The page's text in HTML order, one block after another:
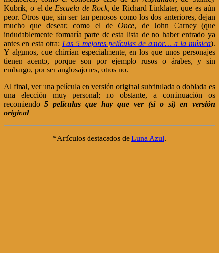
Kubrik, o el de Escuela de Rock, de Richard Linklater, que es aún
peor. Otros que, sin ser tan penosos como los dos anteriores, dejan
mucho que desear; como el deOnce, de John Carney (que
indudablemente formaría parte de esta lista de no haber entrado ya
antes en esta otra: Las 5 mejores películas de amor… a la música).
Y algunos, que chirrían especialmente, en los que unos personajes
tienen acento, porque son por ejemplo rusos o árabes, y sin
embargo, por ser anglosajones, otros no.
Al final, ver una película en versión original subtitulada o doblada es
una elección muy personal; no obstante, a continuación os
recomiendo5 películas que hay que ver (sí o sí) en versión
original.
*Artículos destacados de Luna Azul.